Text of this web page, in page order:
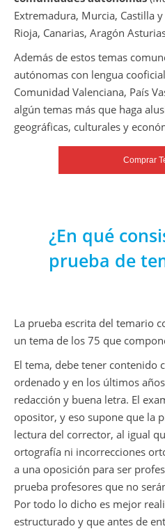
Extremadura, Murcia, Castilla
Rioja, Canarias, Aragón
Además de estos temas
autónomas con lengua
Comunidad Valenciana, País
algún temas más que haga
geográficas, culturales y
Comprar
¿En qué
prueba de
La prueba escrita del temario
un tema de los 75 que
El tema, debe tener contenido
ordenado y en los últimos
redacción y buena letra. El
opositor, y eso supone que la
lectura del corrector, al igual
ortografía ni incorrecciones
a una oposición para ser
prueba profesores que no
Por todo lo dicho es mejor
estructurado y que antes de